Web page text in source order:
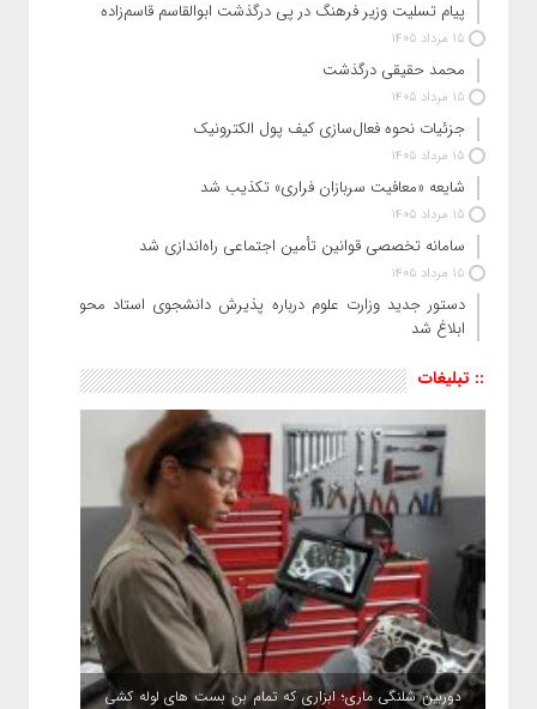
پیام تسلیت وزیر فرهنگ در پی درگذشت ابوالقاسم قاسم‌زاده
15 مرداد 1405
محمد حقیقی درگذشت
15 مرداد 1405
جزئیات نحوه فعال‌سازی کیف پول الکترونیک
15 مرداد 1405
شایعه «معافیت سربازان فراری» تکذیب شد
15 مرداد 1405
سامانه تخصصی قوانین تأمین اجتماعی راه‌اندازی شد
15 مرداد 1405
دستور جدید وزارت علوم درباره پذیرش دانشجوی استاد محور
ابلاغ شد
:: تبلیغات
دوربین شلنگی ماری؛ ابزاری که تمام بن بست های لوله کشی